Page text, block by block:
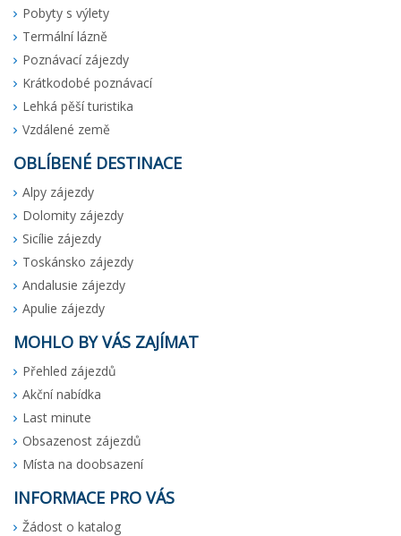
Pobyty s výlety
Termální lázně
Poznávací zájezdy
Krátkodobé poznávací
Lehká pěší turistika
Vzdálené země
OBLÍBENÉ DESTINACE
Alpy zájezdy
Dolomity zájezdy
Sicílie zájezdy
Toskánsko zájezdy
Andalusie zájezdy
Apulie zájezdy
MOHLO BY VÁS ZAJÍMAT
Přehled zájezdů
Akční nabídka
Last minute
Obsazenost zájezdů
Místa na doobsazení
INFORMACE PRO VÁS
Žádost o katalog